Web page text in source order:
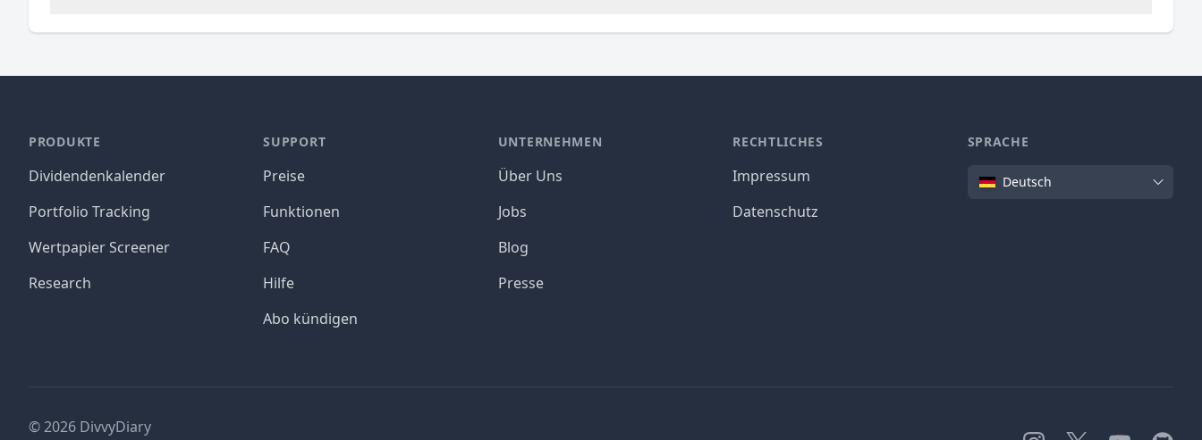
PRODUKTE
Dividendenkalender
Portfolio Tracking
Wertpapier Screener
Research
SUPPORT
Preise
Funktionen
FAQ
Hilfe
Abo kündigen
UNTERNEHMEN
Über Uns
Jobs
Blog
Presse
RECHTLICHES
Impressum
Datenschutz
SPRACHE
SpracheDeutsch
©2026 DivvyDiary